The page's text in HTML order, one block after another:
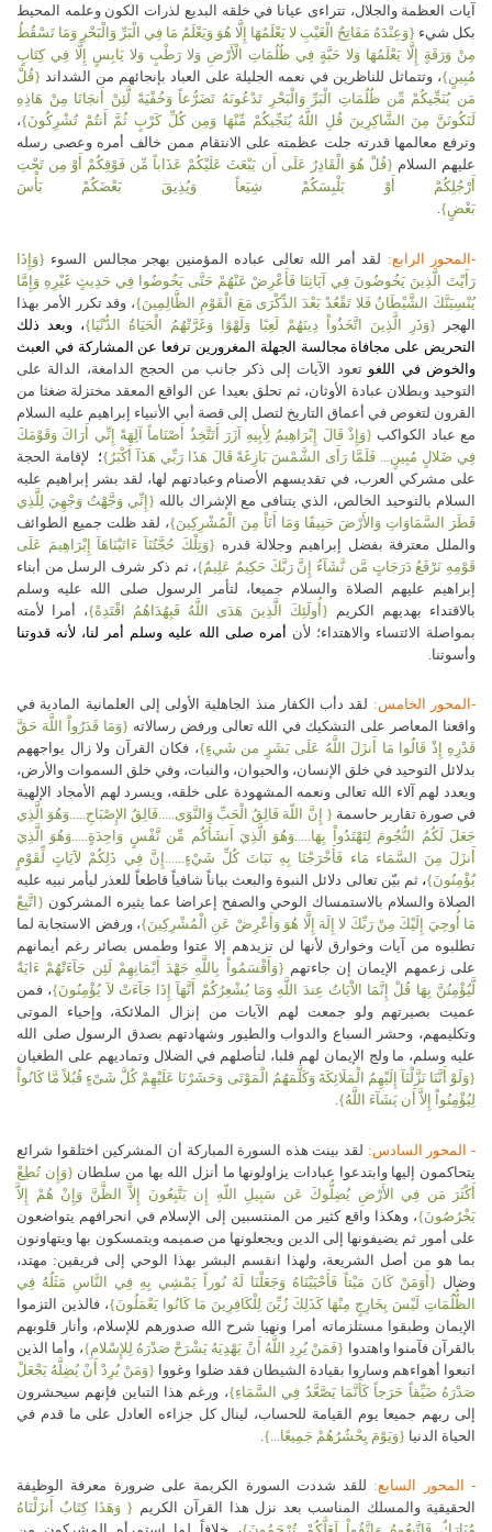
آيات العظمة والجلال، تتراءى عيانا في خلقه البديع لذرات الكون وعلمه المحيط
بكل شيء {وَعِنْدَهُ مَفَاتِحُ الْغَيْبِ لا يَعْلَمُهَا إِلَّا هُوَ وَيَعْلَمُ مَا فِي الْبَرِّ وَالْبَحْرِ وَمَا تَسْقُطُ
مِنْ وَرَقَةٍ إِلَّا يَعْلَمُهَا وَلا حَبَّةٍ فِي ظُلُمَاتِ الْأَرْضِ وَلا رَطْبٍ وَلا يَابِسٍ إِلَّا فِي كِتَابٍ
مُبِينٍ}، وتتماثل للناظرين في نعمه الجليلة على العباد بإنجائهم من الشداند {قُلْ
مَن يُنَجِّيكُمْ مِّن ظُلُمَاتِ الْبَرِّ وَالْبَحْرِ تَدْعُونَهُ تَضَرُّعاً وَخُفْيَةً لَّئِنْ أَنجَانَا مِنْ هَاذِهِ
لَنَكُونَنَّ مِنَ الشَّاكِرِينَ قُلِ اللَّهُ يُنَجِّيكُمْ مِّنْهَا وَمِن كُلِّ كَرْبٍ ثُمَّ أَنتُمْ تُشْرِكُونَ}،
وترفع معالمها قدرته جلت عظمته على الانتقام ممن خالف أمره وعصى رسله
عليهم السلام {قُلْ هُوَ الْقَادِرُ عَلَى أَن يَبْعَثَ عَلَيْكُمْ عَذَاباً مِّن فَوْقِكُمْ أَوْ مِن تَحْتِ
أَرْجُلِكُمْ أَوْ يَلْبِسَكُمْ شِيَعاً وَيُذِيقَ بَعْضَكُمْ بَأْسَ
بَعْضٍ}
-المحور الرابع: لقد أمر الله تعالى عباده المؤمنين بهجر مجالس السوء {وَإِذَا
رَأَيْتَ الَّذِينَ يَخُوضُونَ فِي آيَاتِنَا فَأَعْرِضْ عَنْهُمْ حَتَّى يَخُوضُوا فِي حَدِيثٍ غَيْرِهِ وَإِمَّا
يُنْسِيَنَّكَ الشَّيْطَانُ فَلا تَقْعُدْ بَعْدَ الذِّكْرَى مَعَ الْقَوْمِ الظَّالِمِينَ}، وقد تكرر الأمر بهذا
الهجر {وَذَرِ الَّذِينَ اتَّخَذُواْ دِينَهُمْ لَعِبًا وَلَهْوًا وَغَرَّتْهُمُ الْحَيَاةُ الدُّنْيَا}، وبعد ذلك
التحريض على مجافاة مجالسة الجهلة المغرورين ترفعا عن المشاركة في العبث
والخوض في اللغو تعود الآيات إلى ذكر جانب من الحجج الدامغة، الدالة على
التوحيد وبطلان عبادة الأوثان، ثم تحلق بعيدا عن الواقع المعقد مختزلة ضغثا من
القرون لتغوص في أعماق التاريخ لتصل إلى قصة أبي الأنبياء إبراهيم عليه السلام
مع عباد الكواكب {وَإِذْ قَالَ إِبْرَاهِيمُ لِأَبِيهِ آزَرَ أَتَتَّخِذُ أَصْنَاماً آلِهَةً إِنِّي أَرَاكَ وَقَوْمَكَ
فِي ضَلالٍ مُبِينٍ... فَلَمَّا رَأَى الشَّمْسَ بَازِغَةً قَالَ هَذَا رَبِّي هَذَآ أَكْبَرُ}؛
لإقامة الحجة
على مشركي العرب، في تقديسهم الأصنام وعبادتهم لها، لقد بشر إبراهيم عليه
السلام بالتوحيد الخالص، الذي يتنافى مع الإشراك بالله {إِنِّي وَجَّهْتُ وَجْهِيَ لِلَّذِي
فَطَرَ السَّمَاوَاتِ وَالأَرْضَ حَنِيفًا وَمَا أَنَاْ مِنَ الْمُشْرِكِينَ}، لقد ظلت جميع الطوائف
والملل معترفة بفضل إبراهيم وجلالة قدره {وَتِلْكَ حُجَّتُنَآ ءَاتَيْنَاهَآ إِبْرَاهِيمَ عَلَى
قَوْمِهِ نَرْفَعُ دَرَجَاتٍ مَّن نَّشَآءُ إِنَّ رَبَّكَ حَكِيمٌ عَلِيمٌ}، ثم ذكر شرف الرسل من أبناء
إبراهيم عليهم الصلاة والسلام جميعا، لتأمر الرسول صلى الله عليه وسلم
بالاقتداء بهديهم الكريم {أُولَئِكَ الَّذِينَ هَدَى اللَّهُ فَبِهُدَاهُمُ اقْتَدِهْ}، أمرا لأمته
بمواصلة الائتساء والاهتداء؛ لأن أمره صلى الله عليه وسلم أمر لنا، لأنه قدوتنا
وأسوتنا.
-المحور الخامس: لقد دأب الكفار منذ الجاهلية الأولى إلى العلمانية المادية في
واقعنا المعاصر على التشكيك في الله تعالى ورفض رسالاته {وَمَا قَدَرُواْ اللَّهَ حَقَّ
قَدْرِهِ إِذْ قَالُوا مَا أَنزَلَ اللَّهُ عَلَى بَشَرٍ من شَيءٍ}، فكان القرآن ولا زال يواجههم
بدلائل التوحيد في خلق الإنسان، والحيوان، والنبات، وفي خلق السموات والأرض،
ويعدد لهم آلاء الله تعالى ونعمه المشهودة على خلقه، ويسرد لهم الأمجاد الإلهية
في صورة تقارير حاسمة { إِنَّ اللّهَ فَالِقُ الْحَبِّ وَالنَّوَى.....فَالِقُ الإِصْبَاحِ.....وَهُوَ الَّذِي
جَعَلَ لَكُمُ النُّجُومَ لِتَهْتَدُواْ بِهَا.....وَهُوَ الَّذِيَ أَنشَأَكُم مِّن نَّفْسٍ وَاحِدَةٍ.....وَهُوَ الَّذِيَ
أَنزَلَ مِنَ السَّمَاء مَاء فَأَخْرَجْنَا بِهِ نَبَاتَ كُلِّ شَيْءٍ......إِنَّ فِي ذَلِكُمْ لآيَاتٍ لِّقَوْمٍ
يُؤْمِنُونَ}، ثم بيّن تعالى دلائل النبوة والبعث بياناً شافياً قاطعاً للعذر ليأمر نبيه عليه
الصلاة والسلام بالاستمساك الوحي والصفح إعراضا عما يثيره المشركون {اتَّبِعْ
مَا أُوحِيَ إِلَيْكَ مِنْ رَبِّكَ لا إِلَهَ إِلَّا هُوَ وَأَعْرِضْ عَنِ الْمُشْرِكِينَ}، ورفض الاستجابة لما
تطلبوه من آيات وخوارق لأنها لن تزيدهم إلا عتوا وطمس بصائر رغم أيمانهم
على زعمهم الإيمان إن جاءتهم {وَأَقْسَمُواْ بِاللَّهِ جَهْدَ أَيْمَانِهِمْ لَئِن جَآءَتْهُمْ ءَايَةٌ
لَّيُؤْمِنُنَّ بِهَا قُلْ إِنَّمَا الاَْيَاتُ عِندَ اللَّهِ وَمَا يُشْعِرُكُمْ أَنَّهَآ إِذَا جَآءَتْ لاَ يُؤْمِنُونَ}، فمن
عميت بصيرتهم ولو جمعت لهم الآيات من إنزال الملائكة، وإحياء الموتى
وتكليمهم، وحشر السباع والدواب والطيور وشهادتهم بصدق الرسول صلى الله
عليه وسلم، ما ولج الإيمان لهم قلبا، لتأصلهم في الضلال وتماديهم على الطغيان
{وَلَوْ أَنَّنَا نَزَّلْنَآ إِلَيْهِمُ الْمَلَائِكَةَ وَكَلَّمَهُمُ الْمَوْتَى وَحَشَرْنَا عَلَيْهِمْ كُلَّ شَىْءٍ قُبُلاً مَّا كَانُواْ
لِيُؤْمِنُواْ إِلاَّ أَن يَشَآءَ اللَّهُ}.
- المحور السادس: لقد بينت هذه السورة المباركة أن المشركين اختلقوا شرائع
يتحاكمون إليها وابتدعوا عبادات يزاولونها ما أنزل الله بها من سلطان {وَإِن تُطِعْ
أَكْثَرَ مَن فِي الأَرْضِ يُضِلُّوكَ عَن سَبِيلِ اللّهِ إِن يَتَّبِعُونَ إِلاَّ الظَّنَّ وَإِنْ هُمْ إِلاَّ
يَخْرُصُونَ}، وهكذا واقع كثير من المنتسبين إلى الإسلام في انحرافهم يتواضعون
على أمور ثم يضيفونها إلى الدين ويجعلونها من صميمه ويتمسكون بها ويتهاونون
بما هو من أصل الشريعة، ولهذا انقسم البشر بهذا الوحي إلى فريقين: مهتد،
وضال {أَوَمَنْ كَانَ مَيْتاً فَأَحْيَيْنَاهُ وَجَعَلْنَا لَهُ نُوراً يَمْشِي بِهِ فِي النَّاسِ مَثَلُهُ فِي
الظُّلُمَاتِ لَيْسَ بِخَارِجٍ مِنْهَا كَذَلِكَ زُيِّنَ لِلْكَافِرِينَ مَا كَانُوا يَعْمَلُونَ}، فالذين التزموا
الإيمان وطبقوا مستلزماته أمرا ونهيا شرح الله صدورهم للإسلام، وأنار قلوبهم
بالقرآن فآمنوا واهتدوا
{فَمَنْ يُرِدِ اللَّهُ أَنْ يَهْدِيَهُ يَشْرَحْ صَدْرَهُ لِلإِسْلامِ}، وأما الذين
اتبعوا أهواءهم وساروا بقيادة الشيطان فقد ضلوا وغووا {وَمَنْ يُرِدْ أَنْ يُضِلَّهُ يَجْعَلْ
صَدْرَهُ ضَيِّقاً حَرَجاً كَأَنَّمَا يَصَّعَّدُ فِي السَّمَاءِ}، ورغم هذا التباين فإنهم سيحشرون
إلى ربهم جميعا يوم القيامة للحساب، لينال كل جزاءه العادل على ما قدم في
الحياة الدنيا {وَيَوْمَ يِحْشُرُهُمْ جَمِيعًا...}
- المحور السابع: للقد شددت السورة الكريمة على ضرورة معرفة الوظيفة
الحقيقية والمسلك المناسب بعد نزل هذا القرآن الكريم { وَهَذَا كِتَابٌ أَنزَلْنَاهُ